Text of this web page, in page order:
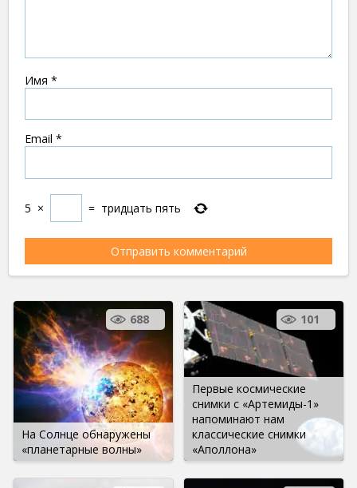
Имя *
Email *
5 × = тридцать пять
На Солнце обнаружены
«планетарные волны»
688
Первые космические
снимки с «Артемиды-1»
напоминают нам
классические снимки
«Аполлона»
101